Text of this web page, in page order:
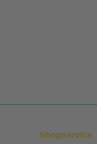
Shopservice